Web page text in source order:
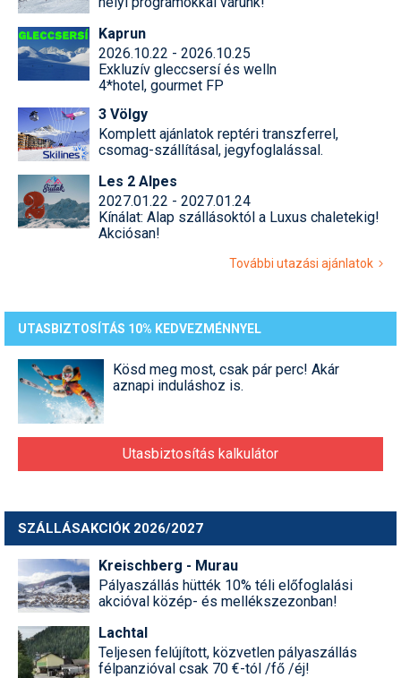
Kaprun
2026.10.22 - 2026.10.25
Exkluzív gleccsersí és welln
4*hotel, gourmet FP
3 Völgy
Komplett ajánlatok reptéri transzferrel,
csomag-szállításal, jegyfoglalással.
Les 2 Alpes
2027.01.22 - 2027.01.24
Kínálat: Alap szállásoktól a Luxus chaletekig!
Akciósan!
További utazási ajánlatok
UTASBIZTOSÍTÁS 10% KEDVEZMÉNNYEL
Kösd meg most, csak pár perc! Akár
aznapi induláshoz is.
Utasbiztosítás kalkulátor
SZÁLLÁSAKCIÓK 2026/2027
Kreischberg - Murau
Pályaszállás hütték 10% téli előfoglalási
akcióval közép- és mellékszezonban!
Lachtal
Teljesen felújított, közvetlen pályaszállás
félpanzióval csak 70 €-tól /fő /éj!